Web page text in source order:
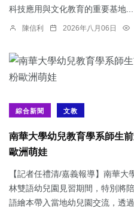
科技應用與文化教育的重要基地...
陳信利 2026年八月06日
綜合新聞 文教
南華大學幼兒教育學系師生
歐洲萌娃
【記者任禮清/嘉義報導】南華
林雙語幼兒園見習期間，特別將
語繪本帶入當地幼兒園交流，透